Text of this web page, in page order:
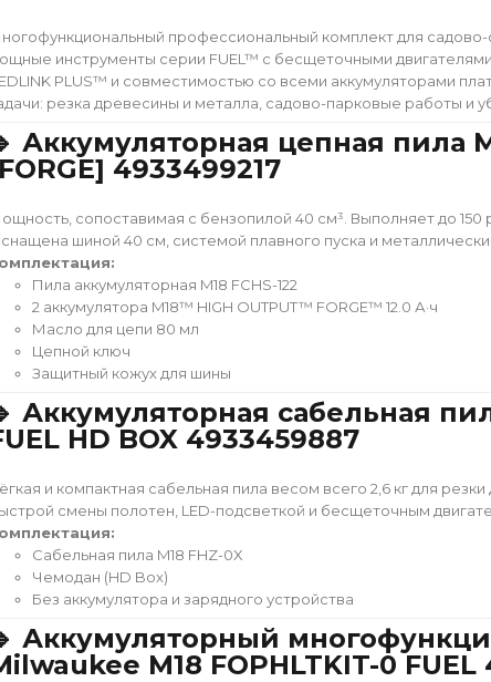
профессиональный комплект для
инструменты серии FUEL™ с бесщеточными двигателями
PLUS™ и совместимостью со всеми аккумуляторами
резка древесины и металла, садово-парковые работы и
Аккумуляторная цепная пила
4933499217
сопоставимая с бензопилой 40 см³. Выполняет до 150
шиной 40 см, системой плавного пуска и
Пила аккумуляторная M18 FCHS-122
2 аккумулятора M18™ HIGH OUTPUT™ FORGE™ 12.0 А·ч
Масло для цепи 80 мл
Цепной ключ
Защитный кожух для шины
Аккумуляторная сабельная
HD BOX 4933459887
и компактная сабельная пила весом всего 2,6 кг для
смены полотен, LED-подсветкой и бесщеточным
Сабельная пила M18 FHZ-0X
Чемодан (HD Box)
Без аккумулятора и зарядного устройства
Аккумуляторный
M18 FOPHLTKIT-0